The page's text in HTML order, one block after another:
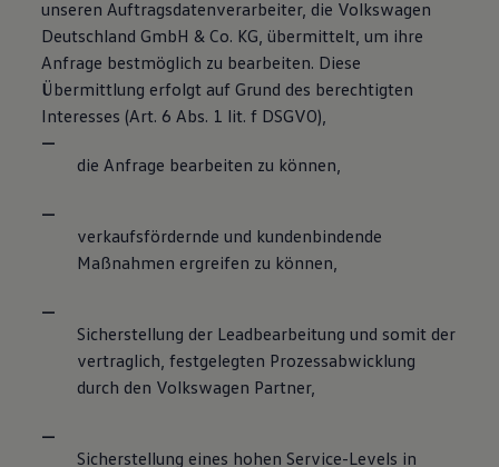
unseren Auftragsdatenverarbeiter, die Volkswagen
Deutschland GmbH & Co. KG, übermittelt, um ihre
Anfrage bestmöglich zu bearbeiten. Diese
Übermittlung erfolgt auf Grund des berechtigten
Interesses (Art. 6 Abs. 1 lit. f DSGVO),
die Anfrage bearbeiten zu können,
verkaufsfördernde und kundenbindende
Maßnahmen ergreifen zu können,
Sicherstellung der Leadbearbeitung und somit der
vertraglich, festgelegten Prozessabwicklung
durch den Volkswagen Partner,
Sicherstellung eines hohen Service-Levels in